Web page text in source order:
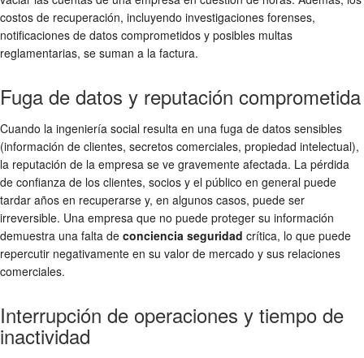
costos de recuperación, incluyendo investigaciones forenses,
notificaciones de datos comprometidos y posibles multas
reglamentarias, se suman a la factura.
Fuga de datos y reputación comprometida
Cuando la ingeniería social resulta en una fuga de datos sensibles
(información de clientes, secretos comerciales, propiedad intelectual),
la reputación de la empresa se ve gravemente afectada. La pérdida
de confianza de los clientes, socios y el público en general puede
tardar años en recuperarse y, en algunos casos, puede ser
irreversible. Una empresa que no puede proteger su información
demuestra una falta de conciencia seguridad crítica, lo que puede
repercutir negativamente en su valor de mercado y sus relaciones
comerciales.
Interrupción de operaciones y tiempo de
inactividad